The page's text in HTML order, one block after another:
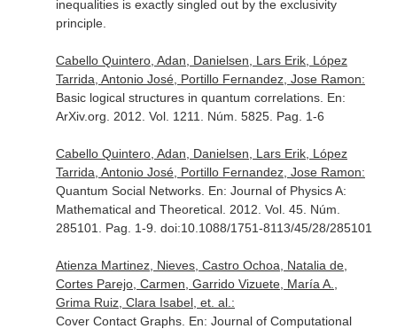
inequalities is exactly singled out by the exclusivity
principle.
Cabello Quintero, Adan, Danielsen, Lars Erik, López
Tarrida, Antonio José, Portillo Fernandez, Jose Ramon:
Basic logical structures in quantum correlations. En:
ArXiv.org . 2012. Vol. 1211. Núm. 5825. Pag. 1-6
Cabello Quintero, Adan, Danielsen, Lars Erik, López
Tarrida, Antonio José, Portillo Fernandez, Jose Ramon:
Quantum Social Networks. En: Journal of Physics A:
Mathematical and Theoretical. 2012. Vol. 45. Núm.
285101. Pag. 1-9. doi:10.1088/1751-8113/45/28/285101
Atienza Martinez, Nieves, Castro Ochoa, Natalia de,
Cortes Parejo, Carmen, Garrido Vizuete, María A.,
Grima Ruiz, Clara Isabel, et. al.:
Cover Contact Graphs. En: Journal of Computational